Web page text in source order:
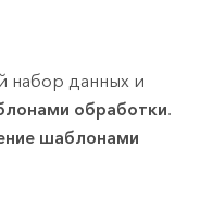
набор данных и
обработки.
шаблонами